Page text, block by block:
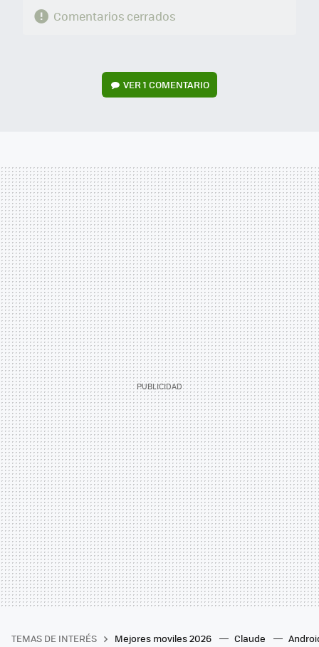
Comentarios cerrados
VER1 COMENTARIO
TEMAS DE INTERÉS Mejores moviles 2026 Claude